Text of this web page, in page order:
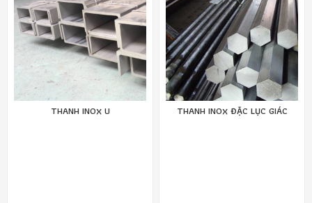
THANH INOX U THANH INOX ĐẶC LỤC GIÁC